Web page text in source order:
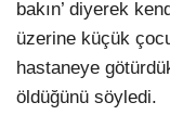
bakın’ diyerek
üzerine küçük
hastaneye
öldüğünü söyledi.